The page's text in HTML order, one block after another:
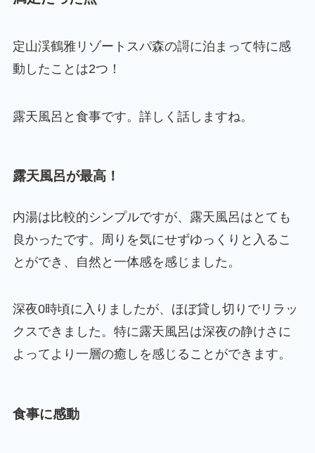
定山渓鶴雅リゾートスパ森の謌に泊まって特に感
動したことは2つ！
露天風呂と食事です。詳しく話しますね。
露天風呂が最高！
内湯は比較的シンプルですが、露天風呂はとても
良かったです。周りを気にせずゆっくりと入るこ
とができ、自然と一体感を感じました。
深夜0時頃に入りましたが、ほぼ貸し切りでリラッ
クスできました。特に露天風呂は深夜の静けさに
よってより一層の癒しを感じることができます。
食事に感動